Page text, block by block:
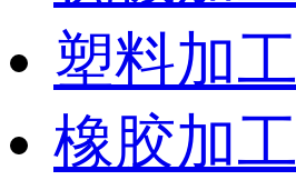
塑料加工
橡胶加工